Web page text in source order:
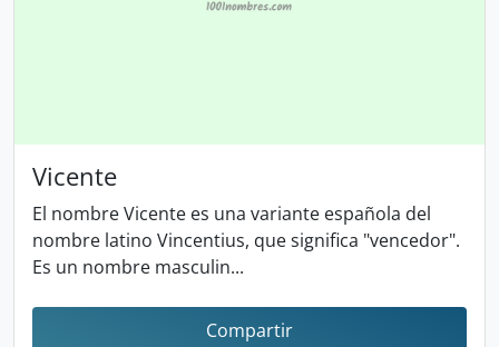
Vicente
El nombre Vicente es una variante española del
nombre latino Vincentius, que significa "vencedor".
Es un nombre masculin...
Compartir